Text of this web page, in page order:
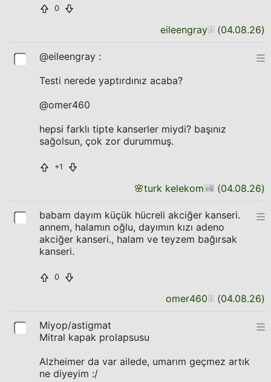
0
eileengray (04.08.26)
@eileengray :
Testi nerede yaptırdınız acaba?
@omer460
hepsi farklı tipte kanserler miydi? başınız
sağolsun, çok zor durummuş.
+1
🌸turk kelekom (04.08.26)
babam dayım küçük hücreli akciğer kanseri.
annem, halamın oğlu, dayımın kızı adeno
akciğer kanseri., halam ve teyzem bağırsak
kanseri.
0
omer460 (04.08.26)
Miyop/astigmat
Mitral kapak prolapsusu
Alzheimer da var ailede, umarım geçmez artık
ne diyeyim :/